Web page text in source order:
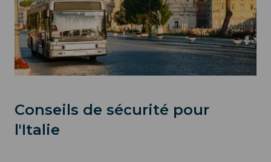
Conseils de sécurité pour
l'Italie